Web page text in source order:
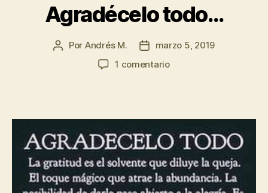
Agradécelo todo…
Autor
Por Andrés M.
Fechamarzo 5, 2019
1 comentarioen